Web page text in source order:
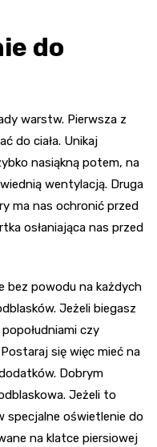
do
warstw. Pierwsza z
do ciała. Unikaj
nasiąkną potem, na
wentylacją. Druga
ma nas ochronić przed
osłaniająca nas przed
bez powodu na każdych
Jeżeli biegasz
czy
się więc mieć na
Dobrym
Jeżeli to
specjalne oświetlenie do
na klatce piersiowej